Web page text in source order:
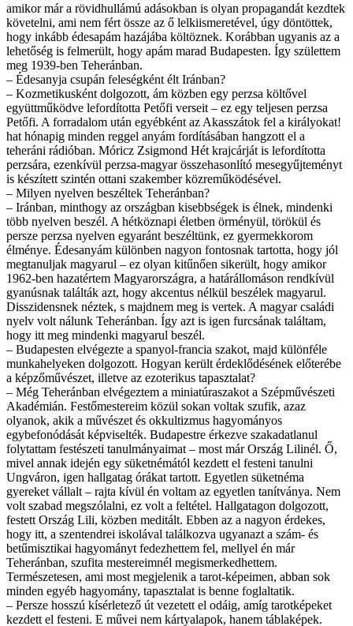
amikor már a rövidhullámú adásokban is olyan propagandát kezdtek
követelni, ami nem fért össze az ő lelkiismeretével, úgy döntöttek,
hogy inkább édesapám hazájába költöznek. Korábban ugyanis az a
lehetőség is felmerült, hogy apám marad Budapesten. Így születtem
meg 1939-ben Teheránban.
– Édesanyja csupán feleségként élt Iránban?
– Kozmetikusként dolgozott, ám közben egy perzsa költővel
együttműködve lefordította Petőfi verseit – ez egy teljesen perzsa
Petőfi. A forradalom után egyébként az Akasszátok fel a királyokat!
hat hónapig minden reggel anyám fordításában hangzott el a
teheráni rádióban. Móricz Zsigmond Hét krajcárját is lefordította
perzsára, ezenkívül perzsa-magyar összehasonlító mesegyűjteményt
is készített szintén ottani szakember közreműködésével.
– Milyen nyelven beszéltek Teheránban?
– Iránban, minthogy az országban kisebbségek is élnek, mindenki
több nyelven beszél. A hétköznapi életben örményül, törökül és
persze perzsa nyelven egyaránt beszéltünk, ez gyermekkorom
élménye. Édesanyám különben nagyon fontosnak tartotta, hogy jól
megtanuljak magyarul – ez olyan kitűnően sikerült, hogy amikor
1962-ben hazatértem Magyarországra, a határállomáson rendkívül
gyanúsnak találták azt, hogy akcentus nélkül beszélek magyarul.
Disszidensnek néztek, s majdnem meg is vertek. A magyar családi
nyelv volt nálunk Teheránban. Így azt is igen furcsának találtam,
hogy itt meg mindenki magyarul beszél.
– Budapesten elvégezte a spanyol-francia szakot, majd különféle
munkahelyeken dolgozott. Hogyan került érdeklődésének előterébe
a képzőművészet, illetve az ezoterikus tapasztalat?
– Még Teheránban elvégeztem a miniatúraszakot a Szépművészeti
Akadémián. Festőmestereim közül sokan voltak szufik, azaz
olyanok, akik a művészet és okkultizmus hagyományos
egybefonódását képviselték. Budapestre érkezve szakadatlanul
folytattam festészeti tanulmányaimat – most már Ország Lilinél. Ő,
mivel annak idején egy süketnémától kezdett el festeni tanulni
Ungváron, igen hallgatag órákat tartott. Egyetlen süketnéma
gyereket vállalt – rajta kívül én voltam az egyetlen tanítványa. Nem
volt szabad megszólalni, ez volt a feltétel. Hallgatagon dolgozott,
festett Ország Lili, közben meditált. Ebben az a nagyon érdekes,
hogy itt, a szentendrei iskolával találkozva ugyanazt a szám- és
betűmisztikai hagyományt fedezhettem fel, mellyel én már
Teheránban, szufita mestereimnél megismerkedhettem.
Természetesen, ami most megjelenik a tarot-képeimen, abban sok
minden egyéb hagyomány, tapasztalat is benne foglaltatik.
– Persze hosszú kísérletező út vezetett el odáig, amíg tarotképeket
kezdett el festeni. E művei nem kártyalapok, hanem táblaképek.